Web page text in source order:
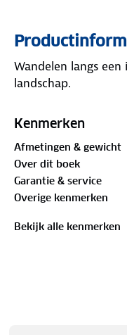
Wandelen langs
landschap.
Kenmerken
Afmetingen & gewicht
Over dit boek
Garantie & service
Overige kenmerken
Bekijk alle kenmerken